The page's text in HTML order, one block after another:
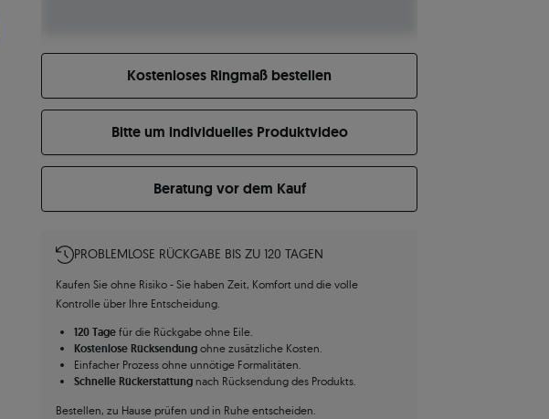
Kostenloses Ringmaß bestellen
Bitte um individuelles Produktvideo
Beratung vor dem Kauf
PROBLEMLOSE RÜCKGABE BIS ZU 120 TAGEN
Kaufen Sie ohne Risiko - Sie haben Zeit, Komfort und die volle
Kontrolle über Ihre Entscheidung.
120 Tage für die Rückgabe ohne Eile.
Kostenlose Rücksendung ohne zusätzliche Kosten.
Einfacher Prozess ohne unnötige Formalitäten.
Schnelle Rückerstattung nach Rücksendung des Produkts.
Bestellen, zu Hause prüfen und in Ruhe entscheiden.